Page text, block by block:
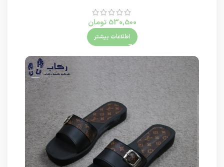
530,500 تومان
اطلاعات بیشتر